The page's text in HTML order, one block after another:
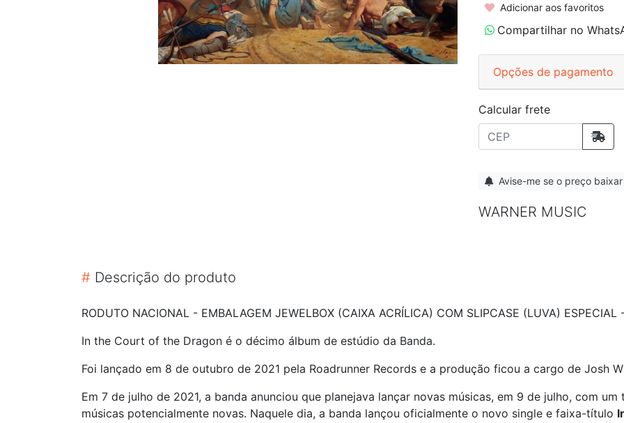
Adicionar aos favoritos
Compartilhar no
Opções de pagamento
Calcular frete
Avise-me se o preço baixar
WARNER MUSIC
# Descrição do produto
RODUTO NACIONAL - EMBALAGEM JEWELBOX (CAIXA ACRÍLICA) COM SLIPCASE (LUVA)
In the Court of the Dragon é o décimo álbum de estúdio da Banda.
Foi lançado em 8 de outubro de 2021 pela Roadrunner Records e a produção ficou a cargo de Josh
Em 7 de julho de 2021, a banda anunciou que planejava lançar novas músicas, em 9 de julho, com
músicas potencialmente novas. Naquele dia, a banda lançou oficialmente o novo single e faixa-título